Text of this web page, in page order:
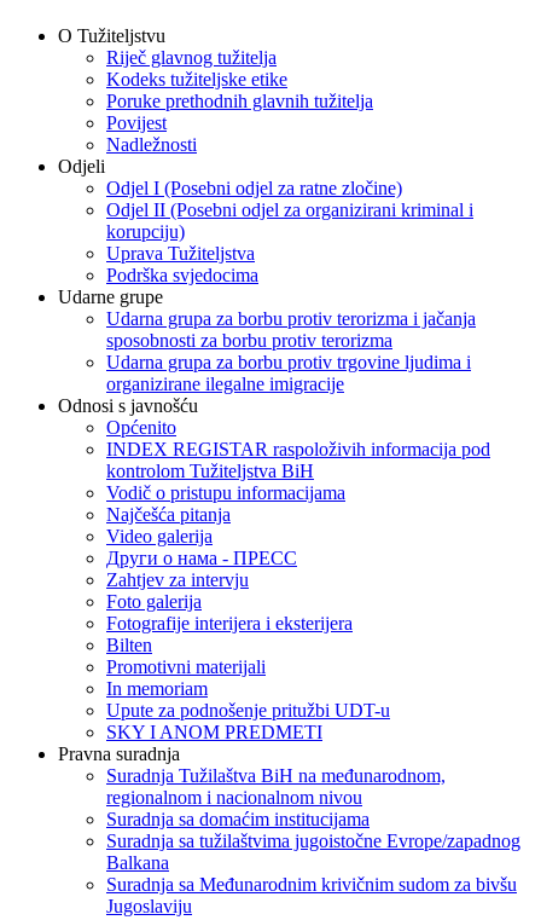
O Tužiteljstvu
Riječ glavnog tužitelja
Kodeks tužiteljske etike
Poruke prethodnih glavnih tužitelja
Povijest
Nadležnosti
Odjeli
Odjel I (Posebni odjel za ratne zločine)
Odjel II (Posebni odjel za organizirani kriminal i
korupciju)
Uprava Tužiteljstva
Podrška svjedocima
Udarne grupe
Udarna grupa za borbu protiv terorizma i jačanja
sposobnosti za borbu protiv terorizma
Udarna grupa za borbu protiv trgovine ljudima i
organizirane ilegalne imigracije
Odnosi s javnošću
Općenito
INDEX REGISTAR raspoloživih informacija pod
kontrolom Tužiteljstva BiH
Vodič o pristupu informacijama
Najčešća pitanja
Video galerija
Други о нама - ПРЕСC
Zahtjev za intervju
Foto galerija
Fotografije interijera i eksterijera
Bilten
Promotivni materijali
In memoriam
Upute za podnošenje pritužbi UDT-u
SKY I ANOM PREDMETI
Pravna suradnja
Suradnja Tužilaštva BiH na međunarodnom,
regionalnom i nacionalnom nivou
Suradnja sa domaćim institucijama
Suradnja sa tužilaštvima jugoistočne Evrope/zapadnog
Balkana
Suradnja sa Međunarodnim krivičnim sudom za bivšu
Jugoslaviju